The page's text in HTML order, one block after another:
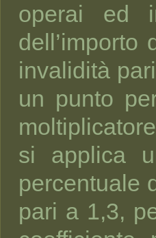
operai ed
invalidità
un punto
si applica
percentuale
pari a 1,3,